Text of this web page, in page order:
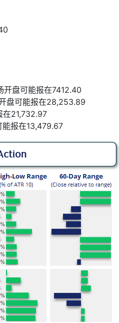
开盘可能报在7412.40
盘可能报在28,253.89
在21,732.97
能报在13,479.67